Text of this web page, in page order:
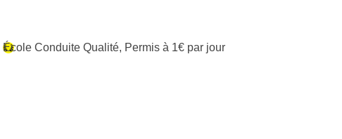
École Conduite Qualité, Permis à 1€ par jour